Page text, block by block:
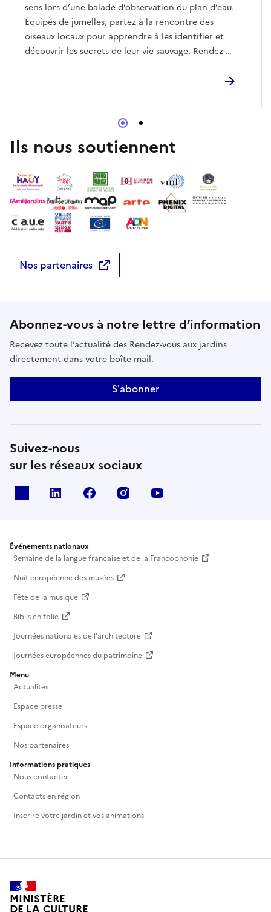
sens lors d’une balade d’observation du plan d’eau.
Équipés de jumelles, partez à la rencontre des
oiseaux locaux pour apprendre à les identifier et
découvrir les secrets de leur vie sauvage. Rendez-
Gratuit, sur inscription par ici : Dimanche 7 juin | 9h
Ils nous soutiennent
Nos partenaires
Abonnez-vous à notre lettre d’information
Recevez toute l’actualité des Rendez-vous aux jardins
directement dans votre boîte mail.
S'abonner
Suivez-nous
sur les réseaux sociaux
Linkedin Facebook Instagram
Événements nationaux
Semaine de la langue française et de la Francophonie
Nuit européenne des musées
Fête de la musique
Biblis en folie
Journées nationales de l'architecture
Journées européennes du patrimoine
Menu
Actualités
Espace presse
Espace organisateurs
Nos partenaires
Informations pratiques
Nous contacter
Contacts en région
Inscrire votre jardin et vos animations
MINISTÈRE